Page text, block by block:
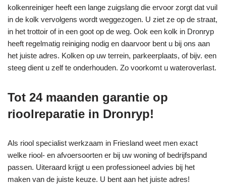
kolkenreiniger heeft een lange zuigslang die ervoor zorgt dat vuil
in de kolk vervolgens wordt weggezogen. U ziet ze op de straat,
in het trottoir of in een goot op de weg. Ook een kolk in Dronryp
heeft regelmatig reiniging nodig en daarvoor bent u bij ons aan
het juiste adres. Kolken op uw terrein, parkeerplaats, of bijv. een
steeg dient u zelf te onderhouden. Zo voorkomt u wateroverlast.
Tot 24 maanden garantie op
rioolreparatie in Dronryp!
Als riool specialist werkzaam in Friesland weet men exact
welke riool- en afvoersoorten er bij uw woning of bedrijfspand
passen. Uiteraard krijgt u een professioneel advies bij het
maken van de juiste keuze. U bent aan het juiste adres!